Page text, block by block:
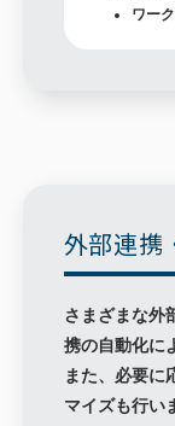
ワー
外部連携
さまざまな外
携の自動化に
また、必要に
マイズも行い